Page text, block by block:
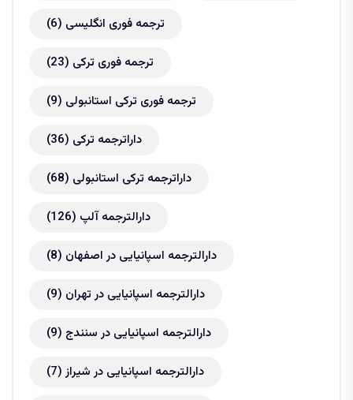
ترجمه فوری انگلیسی (6)
ترجمه فوری ترکی (23)
ترجمه فوری ترکی استانبولی (9)
داراترجمه ترکی (36)
داراترجمه ترکی استانبولی (68)
دارالترجمه آلپ (126)
دارالترجمه اسپانیایی در اصفهان (8)
دارالترجمه اسپانیایی در تهران (9)
دارالترجمه اسپانیایی در سنندج (9)
دارالترجمه اسپانیایی در شیراز(7)